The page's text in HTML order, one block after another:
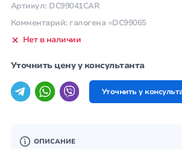
Артикул: DC99041CAR
Комментарий: галогена =DC99065
Нет в наличии
Уточнить цену у консультанта
Уточнить у
ОПИСАНИЕ